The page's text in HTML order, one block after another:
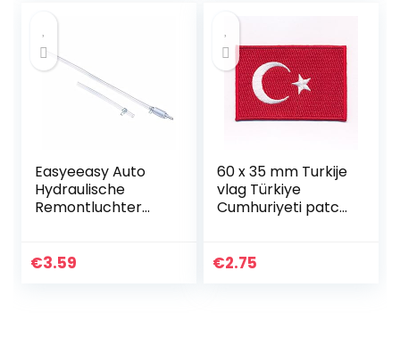
Easyeeasy Auto
Hydraulische
Remontluchter
Rubber
€3.59
60 x 35 mm Turkije
vlag Türkiye
Cumhuriyeti patch
B
€2.75